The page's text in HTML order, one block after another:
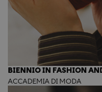
BIENNIO IN FASHION
ACCADEMIA DI MODA